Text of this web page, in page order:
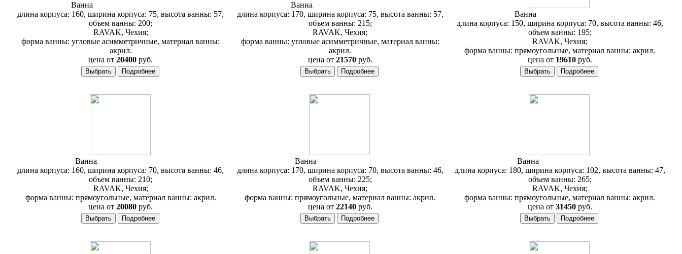
Ванна
длина корпуса: 160, ширина корпуса: 75, высота ванны: 57,
объем ванны: 200;
RAVAK, Чехия;
форма ванны: угловые асимметричные, материал ванны:
акрил.
цена от 20400 руб.
Ванна
длина корпуса: 170, ширина корпуса: 75, высота ванны: 57,
объем ванны: 215;
RAVAK, Чехия;
форма ванны: угловые асимметричные, материал ванны:
акрил.
цена от21570 руб.
Ванна
длина корпуса: 150, ширина корпуса: 70, высота ванны: 46,
объем ванны: 195;
RAVAK, Чехия;
форма ванны: прямоугольные, материал ванны: акрил.
цена от19610 руб.
Ванна
длина корпуса: 160, ширина корпуса: 70, высота ванны: 46,
объем ванны: 210;
RAVAK, Чехия;
форма ванны: прямоугольные, материал ванны: акрил.
цена от 20080 руб.
Ванна
длина корпуса: 170, ширина корпуса: 70, высота ванны: 46,
объем ванны: 225;
RAVAK, Чехия;
форма ванны: прямоугольные, материал ванны: акрил.
цена от22140 руб.
Ванна
длина корпуса: 180, ширина корпуса: 102, высота ванны: 47,
объем ванны: 265;
RAVAK, Чехия;
форма ванны: прямоугольные, материал ванны: акрил.
цена от31450 руб.